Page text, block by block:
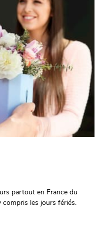
partout en France du
compris les jours fériés.